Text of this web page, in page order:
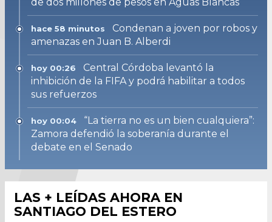
hace 58 minutos
Condenan a joven por robos y
amenazas en Juan B. Alberdi
hoy 00:26
Central Córdoba levantó la
inhibición de la FIFA y podrá habilitar a todos
sus refuerzos
hoy 00:04
“La tierra no es un bien cualquiera”:
Zamora defendió la soberanía durante el
debate en el Senado
LAS + LEÍDAS AHORA EN
SANTIAGO DEL ESTERO